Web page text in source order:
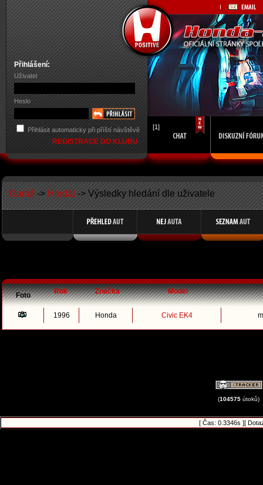
Přihlášení:
Uživatel
Heslo
Přihlásit automaticky při příští návštěvě
REGISTRACE DO KLUBU
[1]
Garáž -> Hledat-> Výsledky hledání dle uživatele
Foto Rok Značka Model
1996 Honda Civic EK4
(104575 útoků)
[ Čas: 0.3346s ][